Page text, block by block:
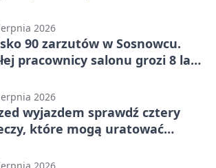
2026
90 zarzutów w Sosnowcu.
pracownicy salonu grozi 8 lat
2026
wyjazdem sprawdź cztery
które mogą uratować